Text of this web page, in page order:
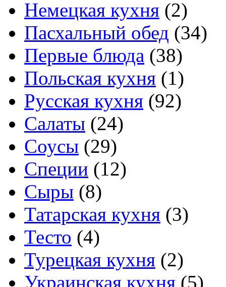
Немецкая кухня (2)
Пасхальный обед (34)
Первые блюда (38)
Польская кухня (1)
Русская кухня (92)
Салаты (24)
Соусы (29)
Специи (12)
Сыры (8)
Татарская кухня (3)
Тесто (4)
Турецкая кухня (2)
Украинская кухня (5)